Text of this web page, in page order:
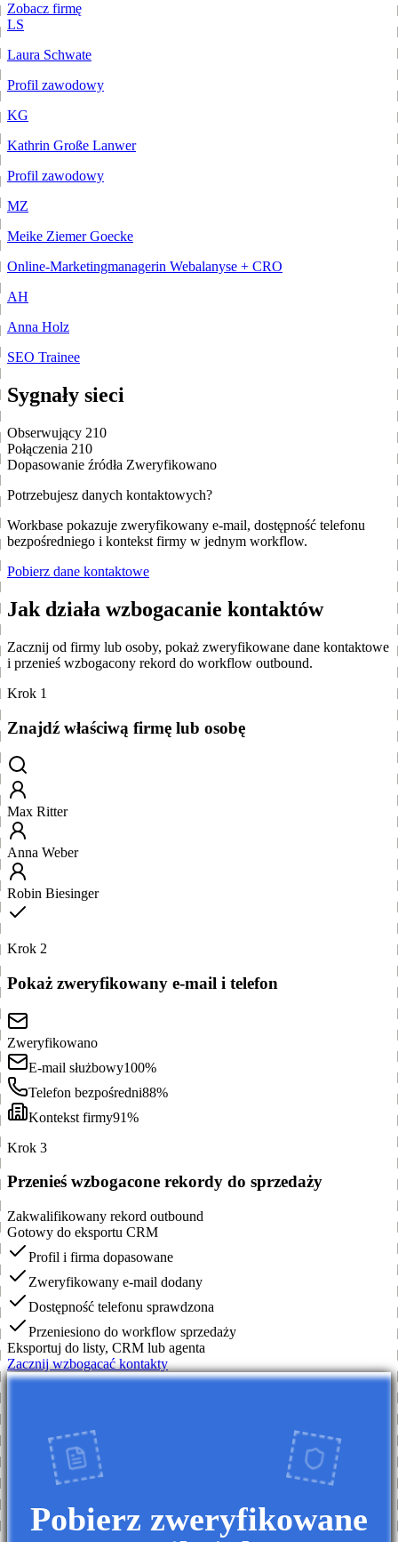
Zobacz firmę
LS
Laura Schwate
Profil zawodowy
KG
Kathrin Große Lanwer
Profil zawodowy
MZ
Meike Ziemer Goecke
Online-Marketingmanagerin Webalanyse + CRO
AH
Anna Holz
SEO Trainee
Sygnały sieci
Obserwujący 210
Połączenia 210
Dopasowanie źródła Zweryfikowano
Potrzebujesz danych kontaktowych?
Workbase pokazuje zweryfikowany e-mail, dostępność telefonu
bezpośredniego i kontekst firmy w jednym workflow.
Pobierz dane kontaktowe
Jak działa wzbogacanie kontaktów
Zacznij od firmy lub osoby, pokaż zweryfikowane dane kontaktowe
i przenieś wzbogacony rekord do workflow outbound.
Krok 1
Znajdź właściwą firmę lub osobę
Max Ritter
Anna Weber
Robin Biesinger
Krok 2
Pokaż zweryfikowany e-mail i telefon
Zweryfikowano
E-mail służbowy100%
Telefon bezpośredni88%
Kontekst firmy91%
Krok 3
Przenieś wzbogacone rekordy do sprzedaży
Zakwalifikowany rekord outbound
Gotowy do eksportu CRM
Profil i firma dopasowane
Zweryfikowany e-mail dodany
Dostępność telefonu sprawdzona
Przeniesiono do workflow sprzedaży
Eksportuj do listy, CRM lub agenta
Zacznij wzbogacać kontakty
Pobierz zweryfikowane